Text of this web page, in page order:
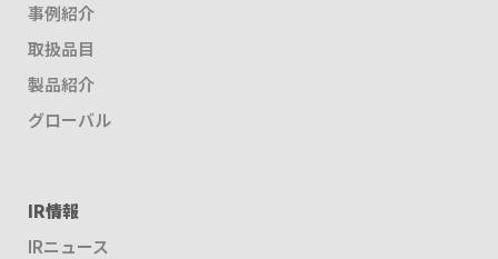
事例紹介
取扱品目
製品紹介
グローバル
IR情報
IRニュース